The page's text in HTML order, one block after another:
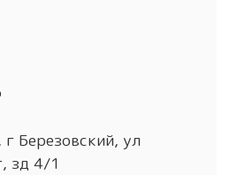
Березовский, ул
зд 4/1